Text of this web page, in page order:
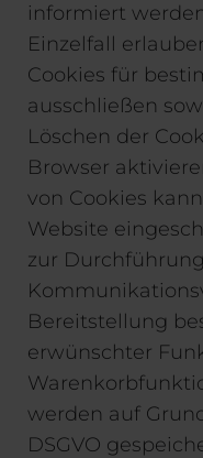
informiert
Einzelfall
Cookies für
ausschließen
Löschen der
Browser
von Cookies
Website
zur
Bereitstellung
erwünschter
werden auf
DSGVO